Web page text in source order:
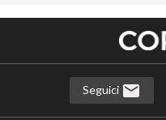
Seguici